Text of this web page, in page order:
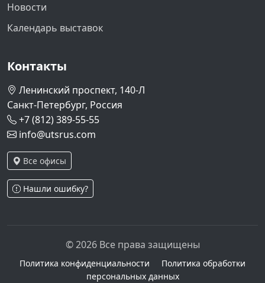
Новости
Календарь выставок
Контакты
Ленинский проспект, 140-Л
Санкт-Петербург, Россия
+7 (812) 389-55-55
info@utsrus.com
Все офисы
Нашли ошибку?
© 2026 Все права защищены
Политика конфиденциальности
Политика обработки
персональных данных